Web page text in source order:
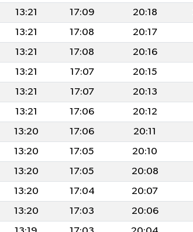
13:21 17:09 20:18
13:21 17:08 20:17
13:21 17:08 20:16
13:21 17:07 20:15
13:21 17:07 20:13
13:21 17:06 20:12
13:20 17:06 20:11
13:20 17:05 20:10
13:20 17:05 20:08
13:20 17:04 20:07
13:20 17:03 20:06